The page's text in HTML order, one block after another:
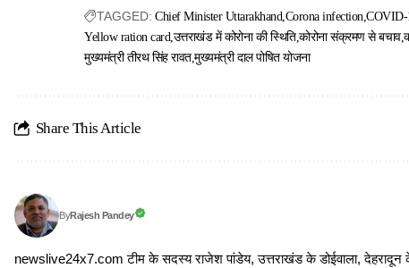
TAGGED: Chief Minister Uttarakhand Corona infection COVID-
Yellow ration card उत्तराखंड में कोरोना की स्थिति कोरोना संक्रमण से बचाव
मुख्यमंत्री तीरथ सिंह रावत मुख्यमंत्री दाल पोषित योजना
Share This Article
ByRajesh Pandey
newslive24x7.com टीम के सदस्य राजेश पांडेय, उत्तराखंड के डोईवाला, देहरादून